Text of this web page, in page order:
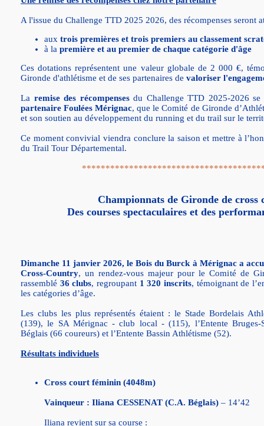
A l'issue du Challenge TTD 2025 2026, des récompenses seront
aux trois premières et trois premiers au classement
à la première et au premier de chaque catégorie d'âge
Ces dotations représentent une valeur globale de 2 000 €,
Gironde d'athlétisme et de ses partenaires de valoriser
La remise des récompensesdu Challenge TTD 2025-2026 se
partenaire Foulées Mérignac, que le Comité de Gironde
et son soutien au développement du running et du trail sur le
Ce moment convivial viendra conclure la saison et mettre à
du Trail Tour Départemental.
Championnats de Gironde de cross
Des courses spectaculaires et des
Dimanche 11 janvier 2026, le Bois du Burck à Mérignac a
Cross-Country, un rendez-vous majeur pour le Comité de
rassemblé 36 clubs, regroupant 1 320 inscrits, témoignant de
les catégories d’âge.
Les clubs les plus représentés étaient : le Stade Bordelais
(139), le SA Mérignac - club local - (115), l’Entente
Béglais (66 coureurs) et l’Entente Bassin Athlétisme (52).
Résultats individuels
Cross court féminin (4048m)
Vainqueur : Iliana CESSENAT (C.A. Béglais) – 14’42
Iliana revient sur sa course :